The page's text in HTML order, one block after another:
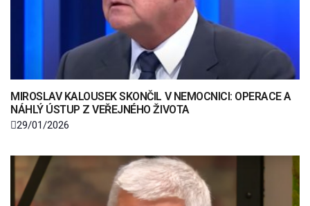
MIROSLAV KALOUSEK SKONČIL V NEMOCNICI: OPERACE A
NÁHLÝ ÚSTUP Z VEŘEJNÉHO ŽIVOTA
29/01/2026